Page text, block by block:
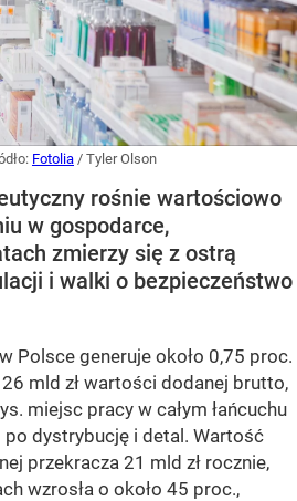
Fotolia / Tyler Olson
rośnie wartościowo
w gospodarce,
zmierzy się z ostrą
i walki o bezpieczeństwo
Polsce generuje około 0,75 proc.
mld zł wartości dodanej brutto,
miejsc pracy w całym łańcuchu
dystrybucję i detal. Wartość
przekracza 21 mld zł rocznie,
wzrosła o około 45 proc.,